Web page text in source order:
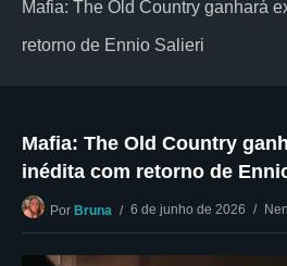
Mafia: The Old Country ganhará
retorno de Ennio Salieri
Mafia: The Old Country
inédita com retorno de
Por Bruna 6 de junho de 2026